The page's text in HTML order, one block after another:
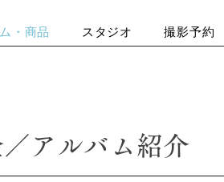
・商品 スタジオ 撮影予約
アルバム紹介